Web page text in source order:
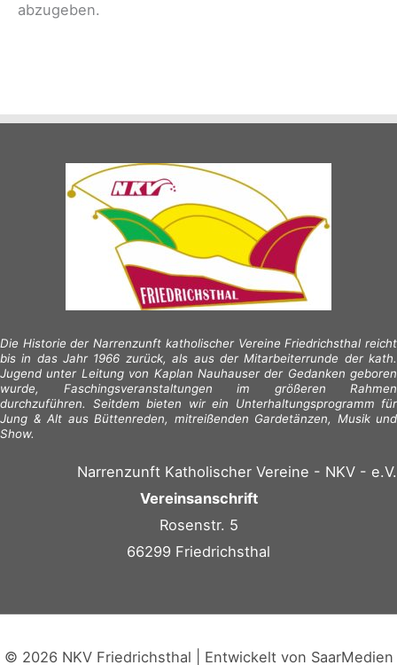
abzugeben.
Die Historie der Narrenzunft katholischer Vereine Friedrichsthal reicht
bis in das Jahr 1966 zurück, als aus der Mitarbeiterrunde der kath.
Jugend unter Leitung von Kaplan Nauhauser der Gedanken geboren
wurde, Faschingsveranstaltungen im größeren Rahmen
durchzuführen. Seitdem bieten wir ein Unterhaltungsprogramm für
Jung & Alt aus Büttenreden, mitreißenden Gardetänzen, Musik und
Show.
Narrenzunft Katholischer Vereine - NKV - e.V.
Vereinsanschrift
Rosenstr. 5
66299 Friedrichsthal
© 2026 NKV Friedrichsthal | Entwickelt von SaarMedien